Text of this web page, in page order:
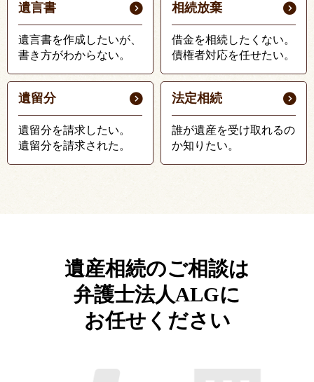
遺言書
遺言書を作成したいが、
書き方がわからない。
相続放棄
借金を相続したくない。
債権者対応を任せたい。
遺留分
遺留分を請求したい。
遺留分を請求された。
法定相続
誰が遺産を受け取れるの
か知りたい。
遺産相続のご相談は
弁護士法人ALGに
お任せください